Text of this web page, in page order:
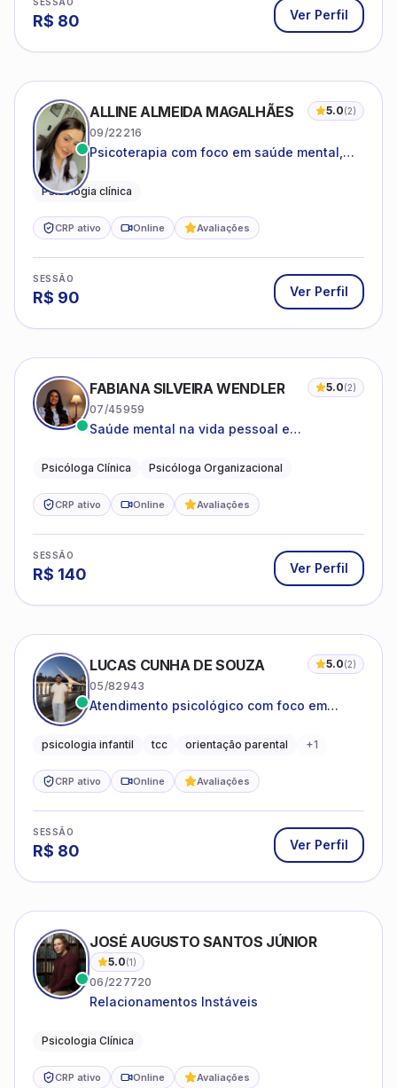
R$ 80 Ver Perfil
ALLINE ALMEIDA MAGALHÃES 5.0(2)
09/22216
Psicoterapia com foco em saúde mental,
adolescentes e adultos.
Psicologia clínica
CRP ativo Online Avaliações
SESSÃO
R$ 90 Ver Perfil
FABIANA SILVEIRA WENDLER 5.0(2)
07/45959
Saúde mental na vida pessoal e
Psicóloga Clínica Psicóloga Organizacional
CRP ativo Online Avaliações
SESSÃO
R$ 140 Ver Perfil
LUCAS CUNHA DE SOUZA 5.0(2)
05/82943
Atendimento psicológico com foco em
promovendo equilíbrio emocional e
psicologia infantil tcc orientação parental +1
CRP ativo Online Avaliações
SESSÃO
R$ 80 Ver Perfil
JOSÉ AUGUSTO SANTOS JÚNIOR
5.0(1)
06/227720
Relacionamentos Instáveis
Psicologia Clínica
CRP ativo Online Avaliações